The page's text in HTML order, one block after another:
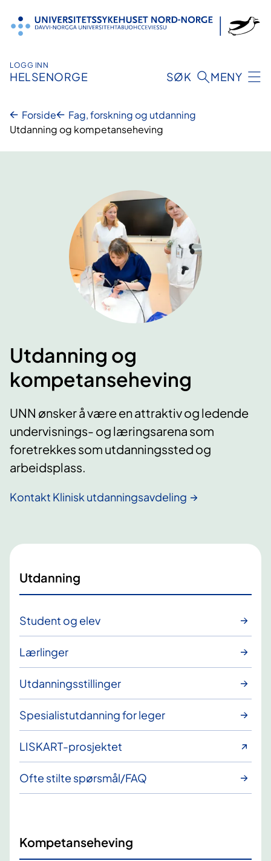
innhold
LOGG INN
HELSENORGE SØK MENY
Forside
Fag, forskning og utdanning
Utdanning og kompetanseheving
Utdanning og
kompetanseheving
UNN ønsker å være en attraktiv og ledende
undervisnings- og læringsarena som
foretrekkes som utdanningssted og
arbeidsplass.
Kontakt Klinisk utdanningsavdeling
Utdanning
Student og elev
Lærlinger
Utdanningsstillinger
Spesialistutdanning for leger
LISKART-prosjektet
Ofte stilte spørsmål/FAQ
Kompetanseheving